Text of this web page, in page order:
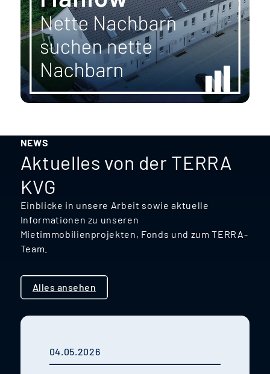
NEWS
Aktuelles von der TERRA
KVG
Einblicke in unsere Arbeit sowie aktuelle
Informationen zu unseren
Mietimmobilienprojekten, Fonds und zum TERRA-
Team.
Alles ansehen
04.05.2026